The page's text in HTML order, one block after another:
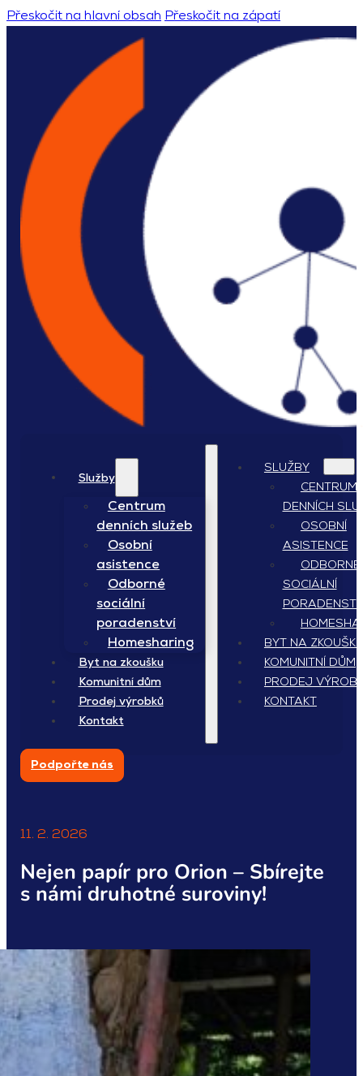
Přeskočit na hlavní obsah Přeskočit na zápatí
Služby
Centrum
denních služeb
Osobní
asistence
Odborné
sociální
poradenství
Homesharing
Byt na zkoušku
Komunitní dům
Prodej výrobků
Kontakt
SLUŽBY
CENTRUM
DENNÍCH
OSOBNÍ
ASISTENCE
ODBORNÉ
SOCIÁLNÍ
BYT NA ZKOUŠKU
KOMUNITNÍ DŮM
PRODEJ
KONTAKT
Podpořte nás
11. 2. 2026
Nejen papír pro Orion – Sbírejte
s námi druhotné suroviny!